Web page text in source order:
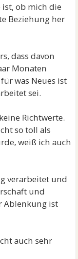
ob mich die
Beziehung her
dass davon
Monaten
was Neues ist
sei.
Richtwerte.
so toll als
weiß ich auch
verarbeitet und
und
Ablenkung ist
auch sehr